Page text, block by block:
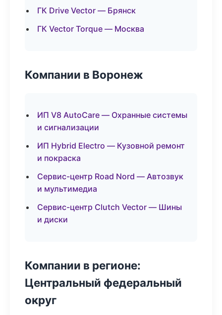
ГК Drive Vector — Брянск
ГК Vector Torque — Москва
Компании в Воронеж
ИП V8 AutoCare — Охранные системы
и сигнализации
ИП Hybrid Electro — Кузовной ремонт
и покраска
Сервис-центр Road Nord — Автозвук
и мультимедиа
Сервис-центр Clutch Vector — Шины
и диски
Компании в регионе:
Центральный федеральный
округ